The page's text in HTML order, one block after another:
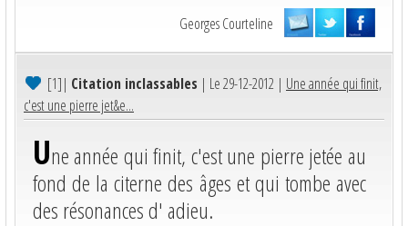
Georges Courteline
[1]| Citation inclassables | Le 29-12-2012 | Une année qui finit,
c'est une pierre jet&e...
Une année qui finit, c'est une pierre jetée au
fond de la citerne des âges et qui tombe avec
des résonances d' adieu.